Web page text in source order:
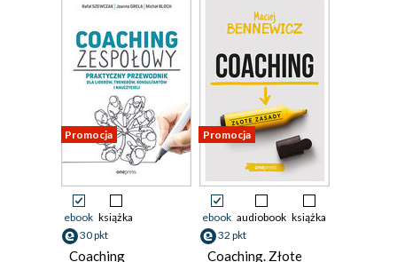
Promocja
ebook książka
30 pkt
Coaching
Promocja
ebook audiobook książka
32 pkt
Coaching. Złote